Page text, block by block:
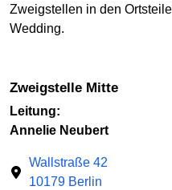
Zweigstellen in den
Wedding.
Zweigstelle Mitte
Leitung:
Annelie Neubert
Wallstraße 42
10179 Berlin